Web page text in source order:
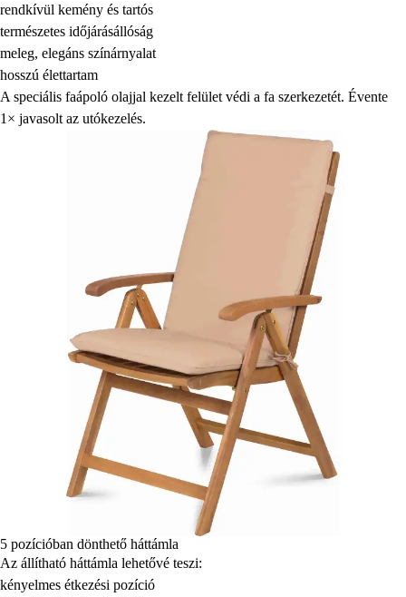
rendkívül kemény és tartós
természetes időjárásállóság
meleg, elegáns színárnyalat
hosszú élettartam
A speciális faápoló olajjal kezelt felület védi a fa szerkezetét. Évente
1× javasolt az utókezelés.
5 pozícióban dönthető háttámla
Az állítható háttámla lehetővé teszi:
kényelmes étkezési pozíció